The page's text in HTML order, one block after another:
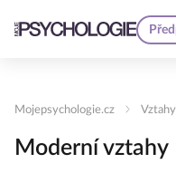
Mojepsychologie.cz Vztahy
Moderní vztahy